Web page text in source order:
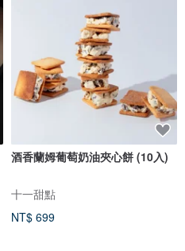
酒香蘭姆葡萄奶油夾心餅 (10入)
十一甜點
NT$ 699